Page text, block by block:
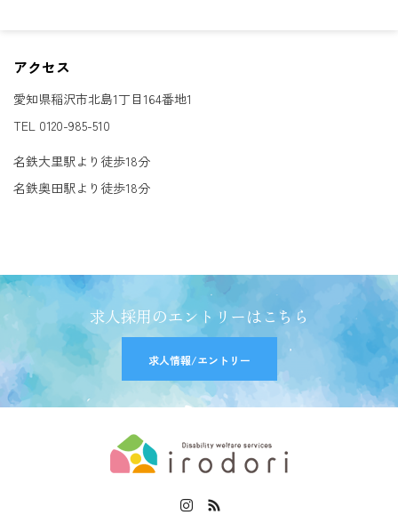
アクセス
愛知県稲沢市北島1丁目164番地1
TEL 0120-985-510
名鉄大里駅より徒歩18分
名鉄奥田駅より徒歩18分
求人採用のエントリーはこちら
求人情報/エントリー
Instagram